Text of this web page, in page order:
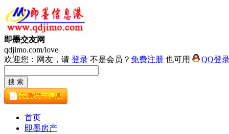
即墨交友网
qdjimo.com/love
欢迎您：网友，请 登录 不是会员？ 免费注册 也可用 QQ登
首页
即墨房产